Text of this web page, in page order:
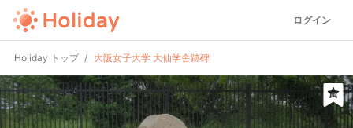
ログイン
Holiday トップ 大阪女子大学 大仙学舎跡碑